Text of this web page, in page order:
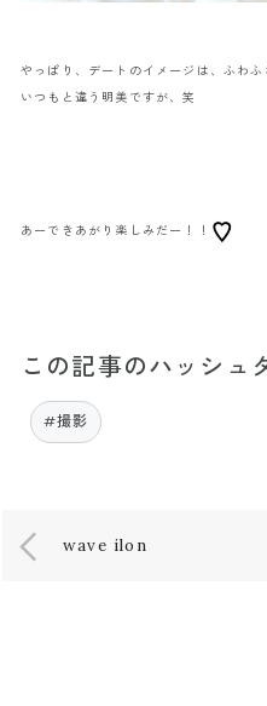
やっぱり、デートのイメージは、ふわ
いつもと違う明美ですが、笑
あーできあがり楽しみだー！！
この記事のハッシュ
#撮影
wave ilon